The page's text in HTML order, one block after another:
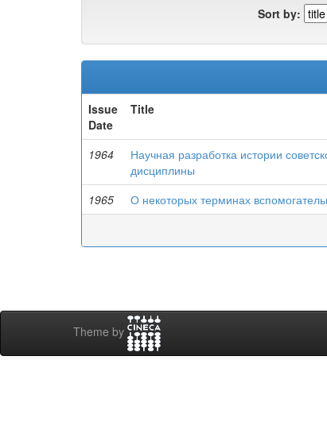
Sort by:
Issue
Date
Title
1964
Научная разработка истории
дисциплины
1965 О некоторых терминах
Theme by